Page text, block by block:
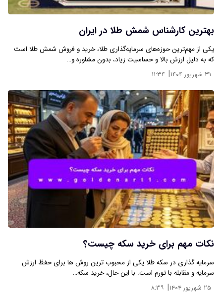
بهترین کارشناس شمش طلا در ایران
یکی از مهم‌ترین حوزه‌های سرمایه‌گذاری طلا، خرید و فروش شمش طلا است
که به دلیل ارزش بالا و حساسیت زیاد، بدون مشاوره و…
۳۱ شهریور ۱۴۰۴ | ۱۱:۳۴
نکات مهم برای خرید سکه چیست؟
سرمایه‌ گذاری در سکه طلا یکی از محبوب ‌ترین روش ‌ها برای حفظ ارزش
سرمایه و مقابله با تورم است. با این حال، خرید سکه…
۲۵ شهریور ۱۴۰۴ | ۸:۳۹